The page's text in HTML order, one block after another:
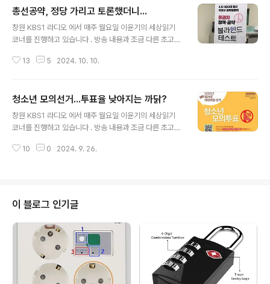
총선공약, 정당 가리고 토론했더니...
창원 KBS1 라디오 에서 매주 월요일 이윤기의 세상읽기
코너를 진행하고 있습니다 . 방송 내용과 조금 다른 초고이
1 방송분)지난 3월 27일 오후 7시, 경남사회적경제혁신타
다. 공개 모집한 시민 패널 80여 명이 모여서 4.10총선에
출마한 창원 지역 국회의원 후보자 11명의 정책과 공약을
펼쳐놓고 블라인드 토론회를 개최하였는데요. 오늘은 정당
떤 결과가 나왔는지 함께 살펴보겠습니다. 블라인드 원
13 5 2024. 10. 10.
청소년 모의선거...투표율 낮아지는 까닭?
창원 KBS1 라디오 에서 매주 월요일 이윤기의 세상읽기
코너를 진행하고 있습니다 . 방송 내용과 조금 다른 초고이
4 방송분) 지난 3월 29일 오전 10시 30분 경남 도청 프레
년 모의선거가 처음 시작된 것은 2017년 제19대 대통
령 선거부터입니다. 청소년 모의선거는 지금부터 22년 전
인 2002년부터 시작된 18세 참정권 운동의 일부입니
다. 청소년 당사자와 청소년 지도자들은 2002년부터 당
시 20세였던 선거권 연령을 18세로 낮추자는 운동을 펼쳐
왔습니다. 그 결과 2005년에는..
10 0 2024. 9. 26.
이 블로그 인기글